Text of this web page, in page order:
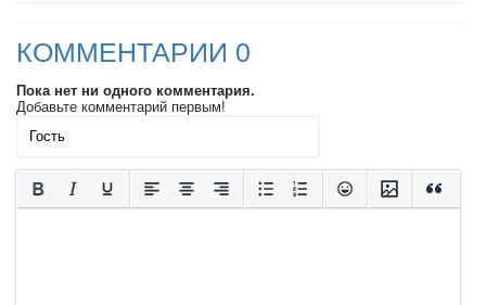
КОММЕНТАРИИ 0
Пока нет ни одного комментария.
Добавьте комментарий первым!